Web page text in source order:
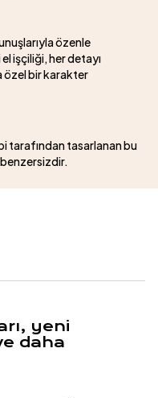
özenle
işçiliği, her detayı
özel bir karakter
tarafından tasarlanan bu
yeni
daha